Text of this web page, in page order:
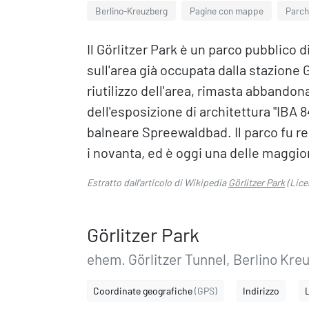
Berlino-Kreuzberg Pagine con mappe
Il Görlitzer Park è un parco pubblico
sull'area già occupata dalla stazione
riutilizzo dell'area, rimasta
dell'esposizione di architettura "IBA
balneare Spreewaldbad. Il parco fu
i novanta, ed è oggi una delle
Estratto dall'articolo di WikipediaGörlitzer Park
Görlitzer Park
ehem. Görlitzer Tunnel, Berlino
Coordinate geografiche(GPS) Indirizzo